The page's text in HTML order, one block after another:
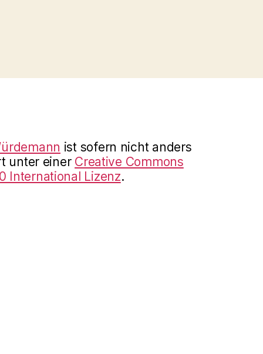
ist sofern nicht anders
unter einer Creative Commons
International Lizenz.